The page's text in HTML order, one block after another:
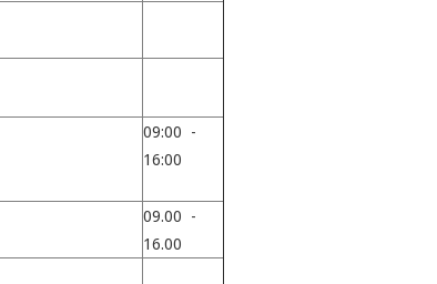
09:00 -
16:00
09.00 -
16.00